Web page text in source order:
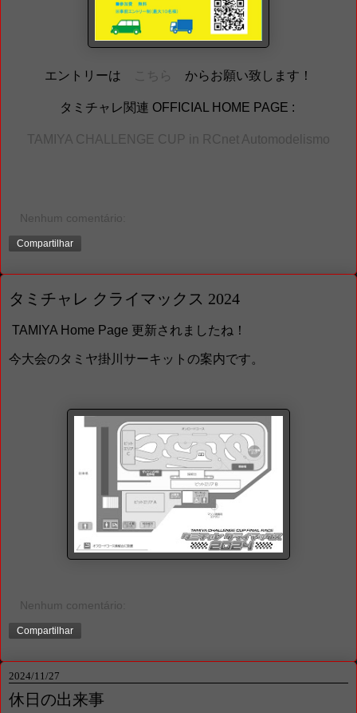
エントリーは こちら からお願い致します！
タミチャレ関連 OFFICIAL HOME PAGE :
TAMIYA CHALLENGE CUP in RCnet Automodelismo
Nenhum comentário:
Compartilhar
タミチャレ クライマックス 2024
TAMIYA Home Page 更新されましたね！
今大会のタミヤ掛川サーキットの案内です。
Nenhum comentário:
Compartilhar
2024/11/27
休日の出来事